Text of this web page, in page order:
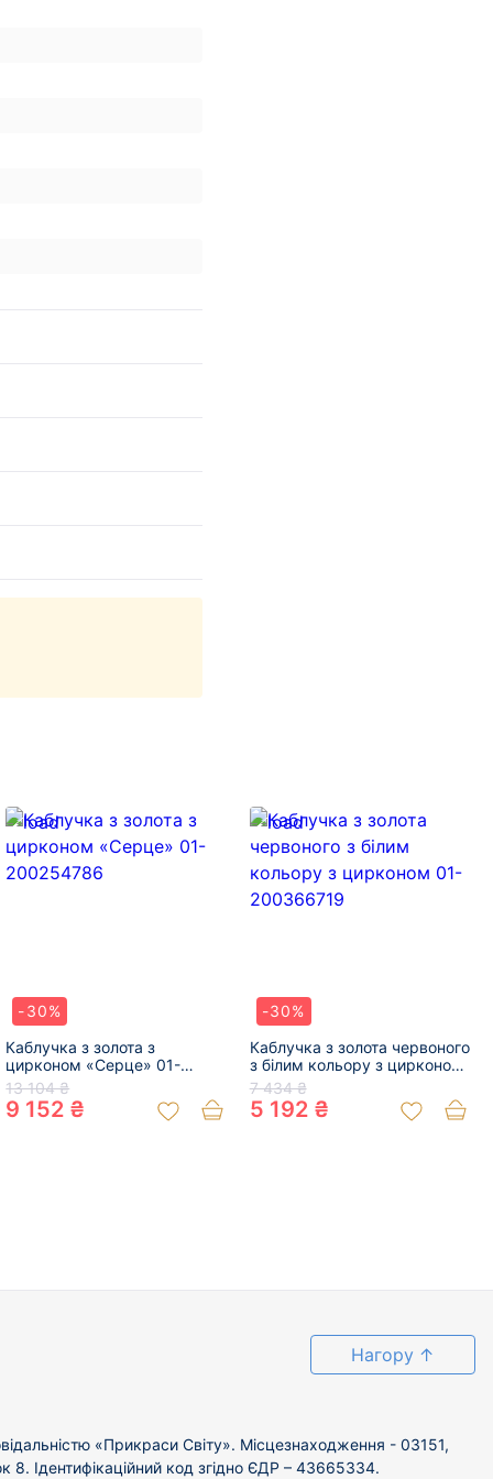
-30%
Каблучка з золота з
цирконом «Серце» 01-
200254786
13 104 ₴
9 152 ₴
-30%
Каблучка з золота червоного
з білим кольору з цирконом
01-200366719
7 434 ₴
5 192 ₴
Нагору ↑
«Прикраси Світу». Місцезнаходження - 03151,
8. Ідентифікаційний код згідно ЄДР – 43665334.